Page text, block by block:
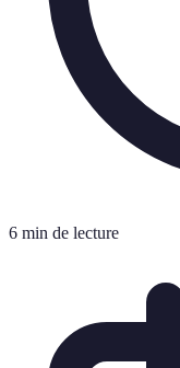
6 min de lecture